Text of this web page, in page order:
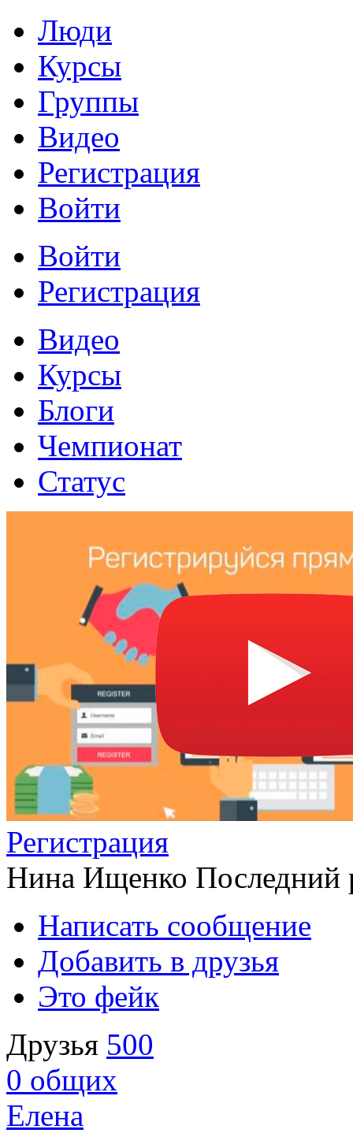
Люди
Курсы
Группы
Видео
Регистрация
Войти
Войти
Регистрация
Видео
Курсы
Блоги
Чемпионат
Статус
Регистрация
Нина Ищенко Последний
Написать сообщение
Добавить в друзья
Это фейк
Друзья 500
0 общих
Елена